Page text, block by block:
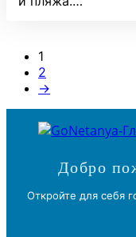
1
2
→
Добро
Откройте для себя